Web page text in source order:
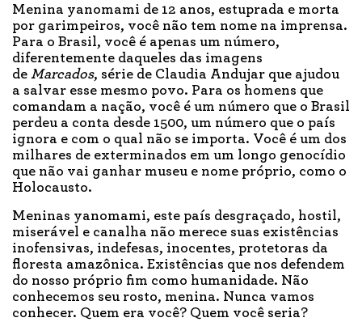
Menina yanomami de 12 anos, estuprada e morta
por garimpeiros, você não tem nome na imprensa.
Para o Brasil, você é apenas um número,
diferentemente daqueles das imagens
de Marcados, série de Claudia Andujar que ajudou
a salvar esse mesmo povo. Para os homens que
comandam a nação, você é um número que o Brasil
perdeu a conta desde 1500, um número que o país
ignora e com o qual não se importa. Você é um dos
milhares de exterminados em um longo genocídio
que não vai ganhar museu e nome próprio, como o
Holocausto.
Meninas yanomami, este país desgraçado, hostil,
miserável e canalha não merece suas existências
inofensivas, indefesas, inocentes, protetoras da
floresta amazônica. Existências que nos defendem
do nosso próprio fim como humanidade. Não
conhecemos seu rosto, menina. Nunca vamos
conhecer. Quem era você? Quem você seria?